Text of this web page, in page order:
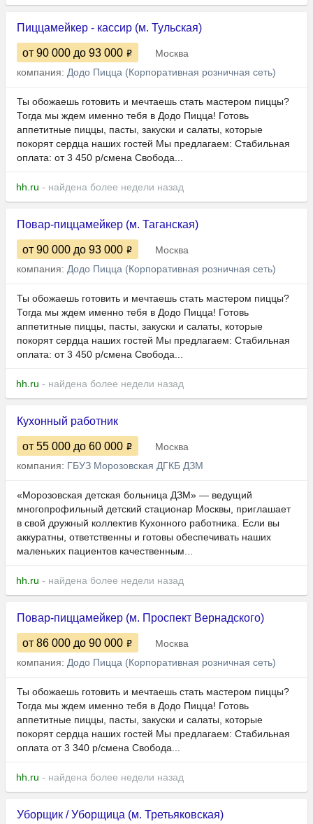
Пиццамейкер - кассир (м. Тульская)
от 90 000 до 93 000
Москва
компания: Додо Пицца (Корпоративная розничная сеть)
Ты обожаешь готовить и мечтаешь стать мастером пиццы?
Тогда мы ждем именно тебя в Додо Пицца! Готовь
аппетитные пиццы, пасты, закуски и салаты, которые
покорят сердца наших гостей Мы предлагаем: Стабильная
оплата: от 3 450 р/смена Свобода...
hh.ru - найдена более недели назад
Повар-пиццамейкер (м. Таганская)
от 90 000 до 93 000
Москва
компания: Додо Пицца (Корпоративная розничная сеть)
Ты обожаешь готовить и мечтаешь стать мастером пиццы?
Тогда мы ждем именно тебя в Додо Пицца! Готовь
аппетитные пиццы, пасты, закуски и салаты, которые
покорят сердца наших гостей Мы предлагаем: Стабильная
оплата: от 3 450 р/смена Свобода...
hh.ru - найдена более недели назад
Кухонный работник
от 55 000 до 60 000
Москва
компания: ГБУЗ Морозовская ДГКБ ДЗМ
«Морозовская детская больница ДЗМ» — ведущий
многопрофильный детский стационар Москвы, приглашает
в свой дружный коллектив Кухонного работника. Если вы
аккуратны, ответственны и готовы обеспечивать наших
маленьких пациентов качественным...
hh.ru - найдена более недели назад
Повар-пиццамейкер (м. Проспект Вернадского)
от 86 000 до 90 000
Москва
компания: Додо Пицца (Корпоративная розничная сеть)
Ты обожаешь готовить и мечтаешь стать мастером пиццы?
Тогда мы ждем именно тебя в Додо Пицца! Готовь
аппетитные пиццы, пасты, закуски и салаты, которые
покорят сердца наших гостей Мы предлагаем: Стабильная
оплата от 3 340 р/смена Свобода...
hh.ru - найдена более недели назад
Уборщик / Уборщица (м. Третьяковская)